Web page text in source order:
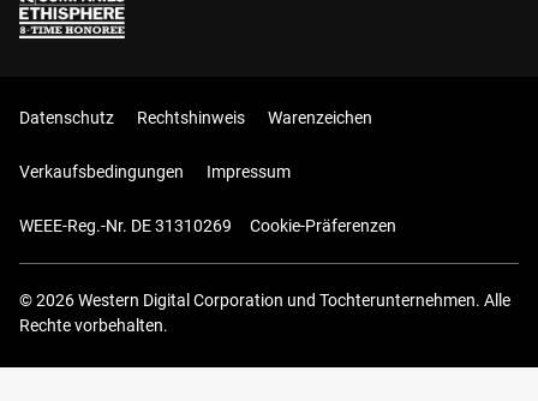
Datenschutz Rechtshinweis Warenzeichen
Verkaufsbedingungen Impressum
WEEE-Reg.-Nr. DE 31310269 Cookie-Präferenzen
© 2026 Western Digital Corporation und Tochterunternehmen. Alle
Rechte vorbehalten.